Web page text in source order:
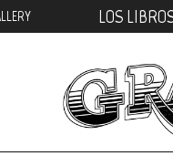
LOS